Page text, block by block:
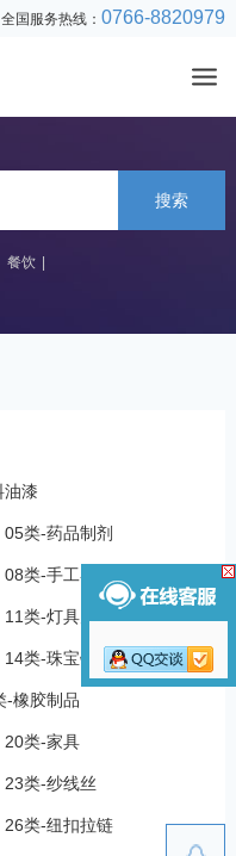
全国服务热线：0766-8820979
搜索
餐饮
油漆
05类-药品制剂
08类-手工器械
11类-灯具空调
14类-珠宝钟表
-橡胶制品
20类-家具
23类-纱线丝
26类-纽扣拉链